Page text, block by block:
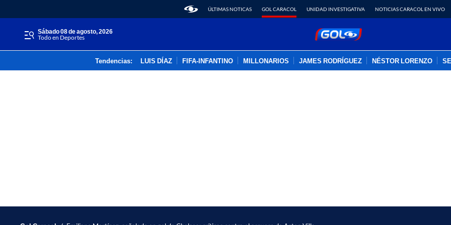
ÚLTIMAS NOTICAS GOL CARACOL UNIDAD INVESTIGATIVA NOTICIAS CARACOL EN VIVO
sábado 08 de agosto, 2026
Todo en Deportes
Tendencias: LUIS DÍAZ FIFA-INFANTINO MILLONARIOS JAMES RODRÍGUEZ NÉSTOR LORENZO